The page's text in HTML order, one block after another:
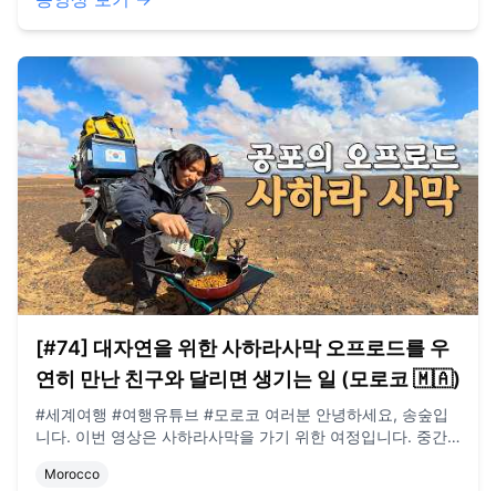
[#74] 대자연을 위한 사하라사막 오프로드를 우
연히 만난 친구와 달리면 생기는 일 (모로코 🇲🇦)
#세계여행 #여행유튜브 #모로코 여러분 안녕하세요, 송숲입
니다. 이번 영상은 사하라사막을 가기 위한 여정입니다. 중간
영상 봐주셔서 감사드리고, 오늘도 행복한 하루 보내시길 바랍
Morocco